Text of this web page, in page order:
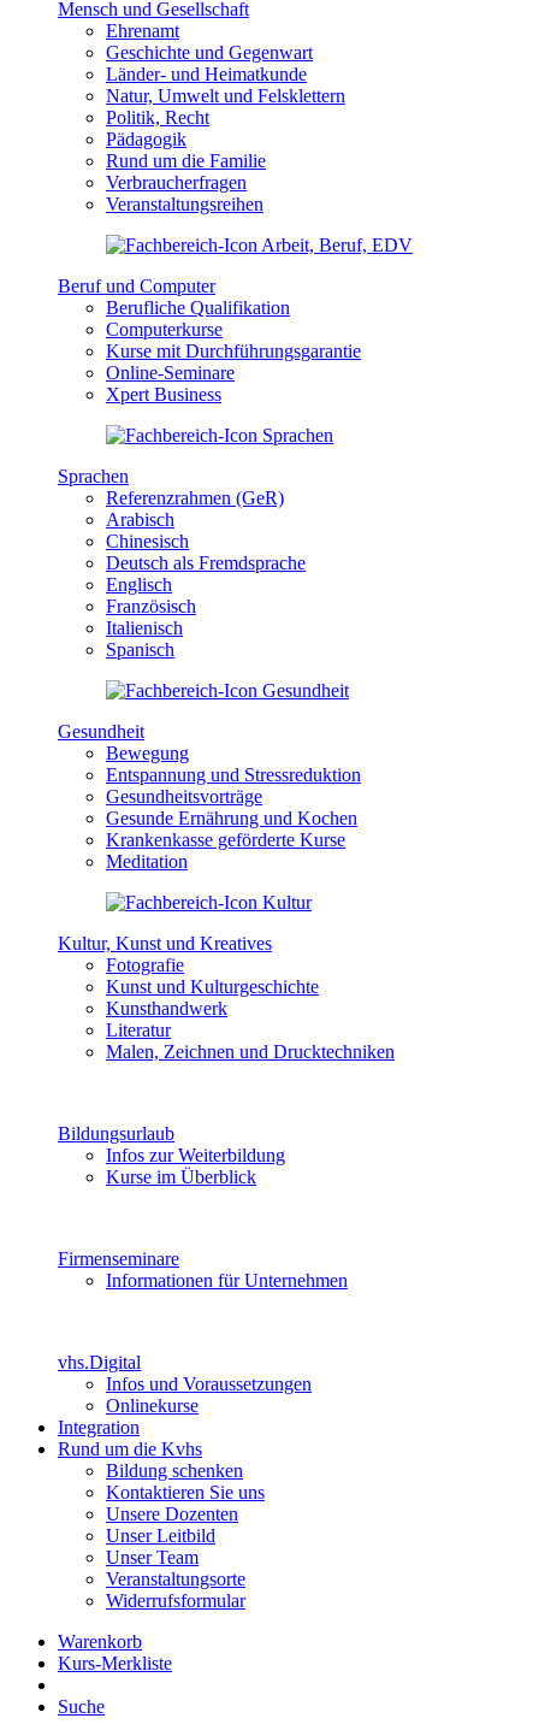
Mensch und Gesellschaft
Ehrenamt
Geschichte und Gegenwart
Länder- und Heimatkunde
Natur, Umwelt und Felsklettern
Politik, Recht
Pädagogik
Rund um die Familie
Verbraucherfragen
Veranstaltungsreihen
Beruf und Computer
Berufliche Qualifikation
Computerkurse
Kurse mit Durchführungsgarantie
Online-Seminare
Xpert Business
Sprachen
Referenzrahmen (GeR)
Arabisch
Chinesisch
Deutsch als Fremdsprache
Englisch
Französisch
Italienisch
Spanisch
Gesundheit
Bewegung
Entspannung und Stressreduktion
Gesundheitsvorträge
Gesunde Ernährung und Kochen
Krankenkasse geförderte Kurse
Meditation
Kultur, Kunst und Kreatives
Fotografie
Kunst und Kulturgeschichte
Kunsthandwerk
Literatur
Malen, Zeichnen und Drucktechniken
Bildungsurlaub
Infos zur Weiterbildung
Kurse im Überblick
Firmenseminare
Informationen für Unternehmen
vhs.Digital
Infos und Voraussetzungen
Onlinekurse
Integration
Rund um die Kvhs
Bildung schenken
Kontaktieren Sie uns
Unsere Dozenten
Unser Leitbild
Unser Team
Veranstaltungsorte
Widerrufsformular
Warenkorb
Kurs-Merkliste
Suche